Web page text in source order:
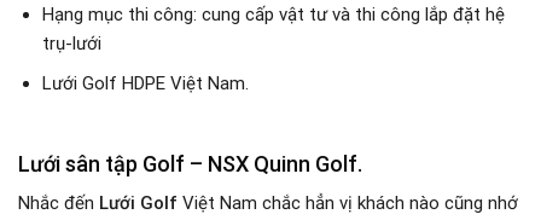
Hạng mục thi công: cung cấp vật tư và thi công lắp đặt hệ
trụ-lưới
Lưới Golf HDPE Việt Nam.
Lưới sân tập Golf – NSX Quinn Golf.
Nhắc đến Lưới Golf Việt Nam chắc hẳn vị khách nào cũng nhớ